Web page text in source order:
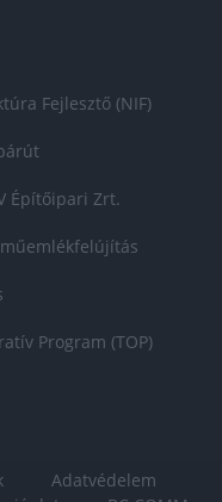
Fejlesztő (NIF)
Építőipari Zrt.
műemlékfelújítás
Program (TOP)
Adatvédelem